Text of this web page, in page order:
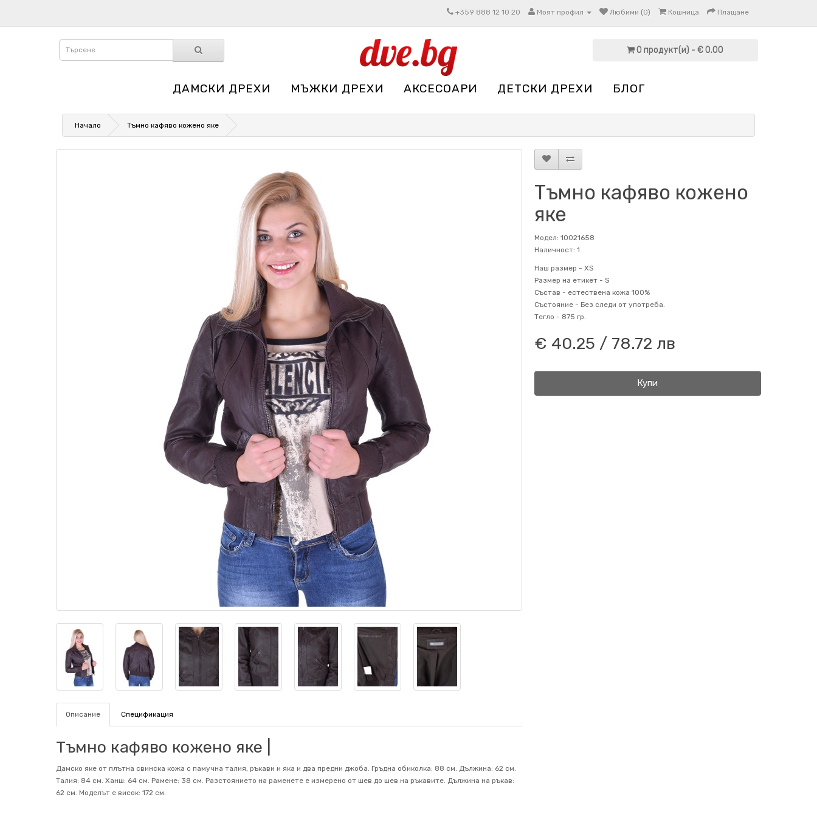
+359 888 12 10 20 Моят профил Любими (0) Кошница Плащане
0 продукт(и) - € 0.00
ДАМСКИ ДРЕХИ МЪЖКИ ДРЕХИ АКСЕСОАРИ ДЕТСКИ ДРЕХИ БЛОГ
Начало Тъмно кафяво кожено яке
Описание Спецификация
Тъмно кафяво кожено яке |
Дамско яке от плътна свинска кожа с памучна талия, ръкави и яка и два предни джоба. Гръдна обиколка: 88 см. Дължина: 62 см.
Талия: 84 см. Ханш: 64 см. Рамене: 38 см. Разстоянието на раменете е измерено от шев до шев на ръкавите. Дължина на ръкав:
62 см. Mоделът е висок: 172 см.
Тъмно кафяво кожено
яке
Модел: 10021658
Наличност: 1
Наш размер - XS
Размер на етикет - S
Състав - естествена кожа 100%
Състояние - Без следи от употреба.
Тегло - 875 гр.
€ 40.25 / 78.72 лв
Купи